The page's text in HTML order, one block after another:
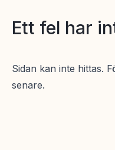
Ett fel har
Sidan kan inte hittas.
senare.